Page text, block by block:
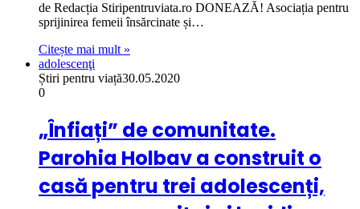
de Redacția Stiripentruviata.ro DONEAZĂ! Asociația pentru
sprijinirea femeii însărcinate și…
Citește mai mult »
adolescenţi
Știri pentru viață30.05.2020
0
„Înfiați” de comunitate.
Parohia Holbav a construit o
casă pentru trei adolescenți,